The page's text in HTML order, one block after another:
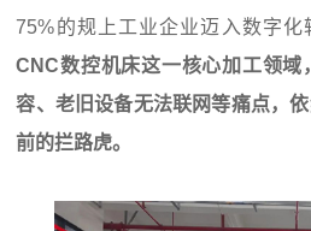
75%的规上工业企业迈入数字化
CNC数控机床这一核心加工领域
容、老旧设备无法联网等痛点，
前的拦路虎。